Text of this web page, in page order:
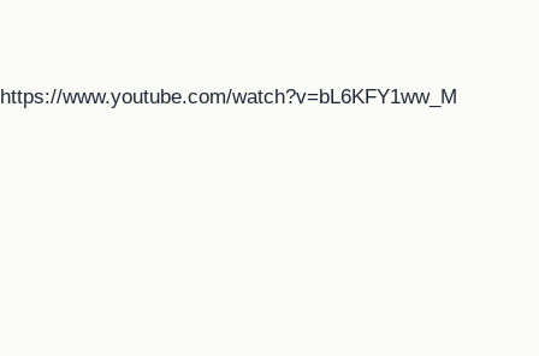
https://www.youtube.com/watch?v=bL6KFY1ww_M